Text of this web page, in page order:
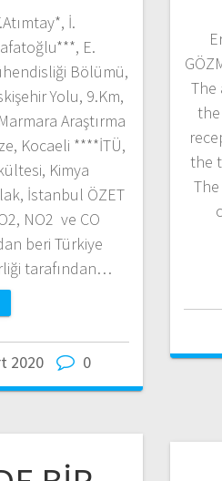
İ.
E.
Bölümü,
Yolu, 9.Km,
Araştırma
Kocaeli ****İTÜ,
Kimya
İstanbul ÖZET
NO2 ve CO
beri Türkiye
tarafından…
2020 0
The
the